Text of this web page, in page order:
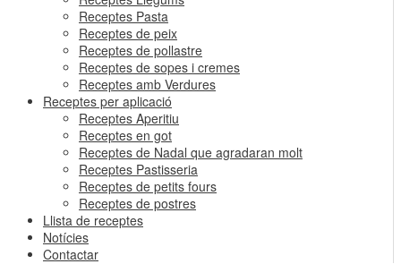
Receptes Pasta
Receptes de peix
Receptes de pollastre
Receptes de sopes i cremes
Receptes amb Verdures
Receptes per aplicació
Receptes Aperitiu
Receptes en got
Receptes de Nadal que agradaran molt
Receptes Pastisseria
Receptes de petits fours
Receptes de postres
Llista de receptes
Notícies
Contactar